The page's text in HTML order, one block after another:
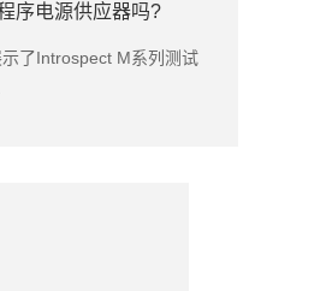
序电源供应器吗?
了Introspect M系列测试